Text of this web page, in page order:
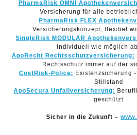
PharmaRisk OMNI
Versicherung für alle
PharmaRisk FLEX
Versicherungskonzept, flexibel
SingleRisk MODULAR
individuell wie möglich
ApoRecht Rechtsschutzversicherung:
Rechtsschutz immer auf der
CostRisk-Police: Existenzsicherung
Stillstand
ApoSecura Unfallversicherung:
geschützt
Sicher in die Zukunft –